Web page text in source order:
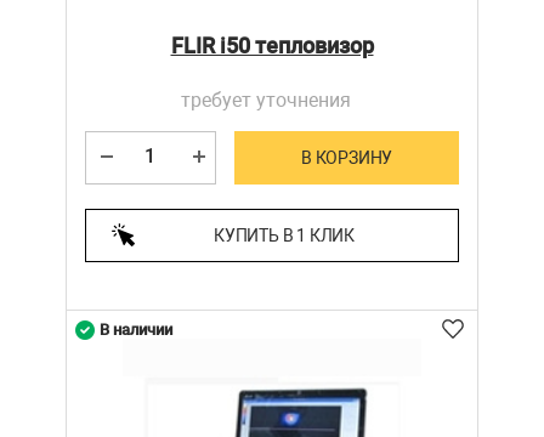
FLIR i50 тепловизор
требует уточнения
В КОРЗИНУ
КУПИТЬ В 1 КЛИК
В наличии